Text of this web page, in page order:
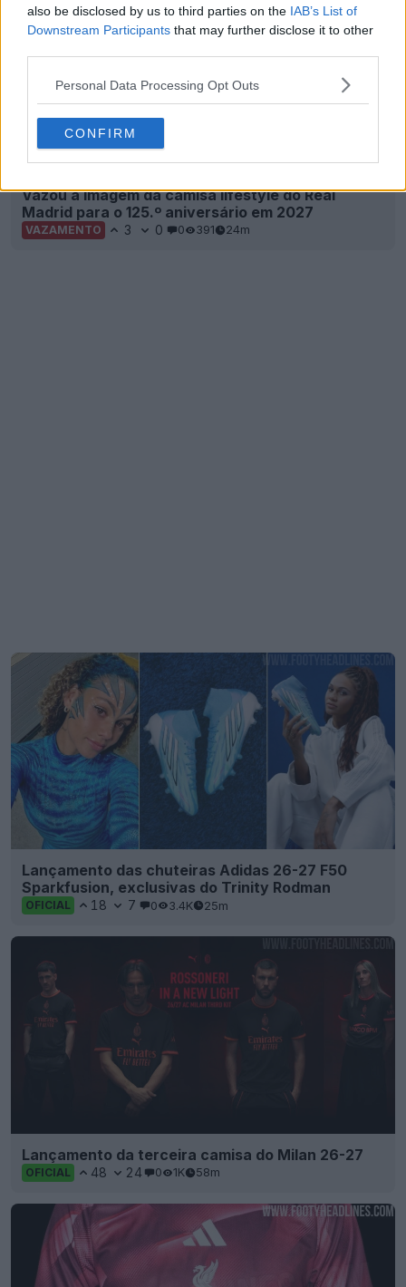
also be disclosed by us to third parties on the IAB’s List of
Downstream Participants that may further disclose it to other
Personal Data Processing Opt Outs
CONFIRM
Vazou a imagem da camisa lifestyle do Real
Madrid para o 125.º aniversário em 2027
VAZAMENTO 3 0 0 391 24m
Lançamento das chuteiras Adidas 26-27 F50
Sparkfusion, exclusivas do Trinity Rodman
OFICIAL 18 7 0 3.4K 25m
Lançamento da terceira camisa do Milan 26-27
OFICIAL 48 24 0 1K 58m